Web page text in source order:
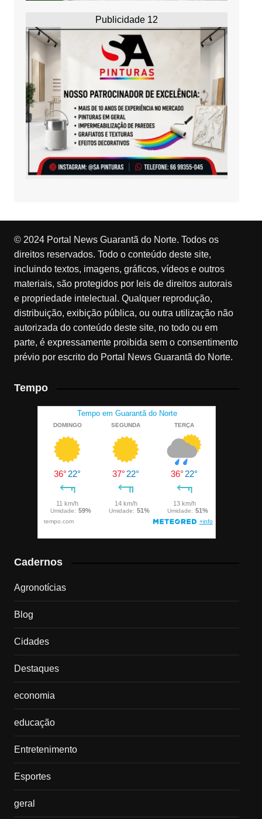
Publicidade 12
© 2024 Portal News Guarantã do Norte. Todos os
direitos reservados. Todo o conteúdo deste site,
incluindo textos, imagens, gráficos, vídeos e outros
materiais, são protegidos por leis de direitos autorais
e propriedade intelectual. Qualquer reprodução,
distribuição, exibição pública, ou outra utilização não
autorizada do conteúdo deste site, no todo ou em
parte, é expressamente proibida sem o consentimento
prévio por escrito do Portal News Guarantã do Norte.
Tempo
Cadernos
Agronotícias
Blog
Cidades
Destaques
economia
educação
Entretenimento
Esportes
geral